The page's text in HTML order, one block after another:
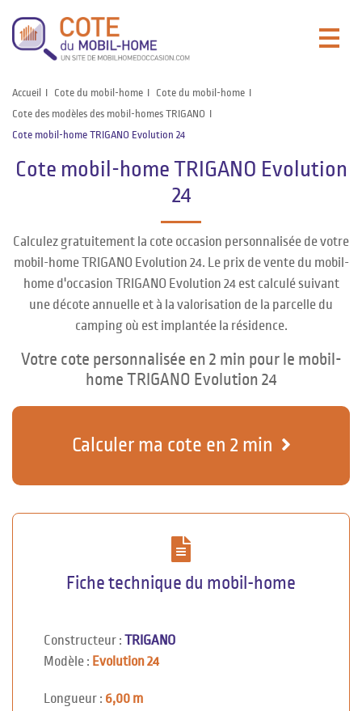
Accueil Cote du mobil-home
Cote du mobil-home
Cote des modèles des mobil-homes TRIGANO
Cote mobil-home TRIGANO Evolution 24
Cote mobil-home TRIGANO Evolution
24
Calculez gratuitement la cote occasion personnalisée de votre
mobil-home TRIGANO Evolution 24. Le prix de vente du mobil-
home d'occasion TRIGANO Evolution 24 est calculé suivant
une décote annuelle et à la valorisation de la parcelle du
camping où est implantée la résidence.
Votre cote personnalisée en 2 min pour le mobil-
home TRIGANO Evolution 24
Calculer ma cote en 2 min
Fiche technique du mobil-home
Constructeur : TRIGANO
Modèle : Evolution 24
Longueur : 6,00 m